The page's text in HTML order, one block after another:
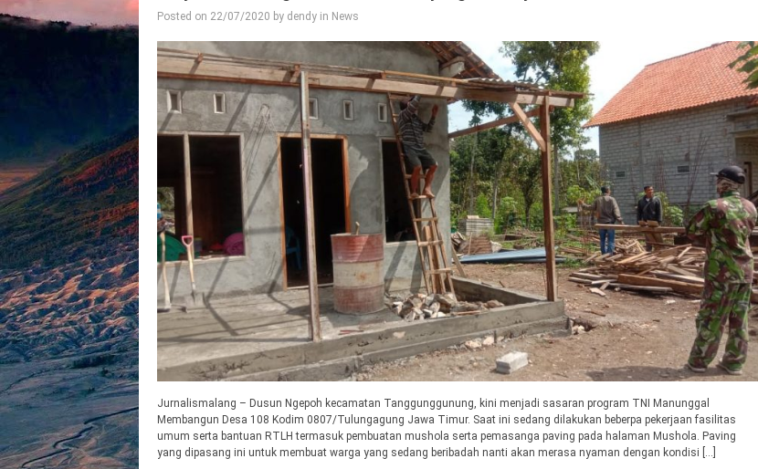
Posted on 22/07/2020 by dendy in News
Jurnalismalang – Dusun Ngepoh kecamatan Tanggunggunung, kini menjadi sasaran program TNI Manunggal
Membangun Desa 108 Kodim 0807/Tulungagung Jawa Timur. Saat ini sedang dilakukan beberpa pekerjaan fasilitas
umum serta bantuan RTLH termasuk pembuatan mushola serta pemasanga paving pada halaman Mushola. Paving
yang dipasang ini untuk membuat warga yang sedang beribadah nanti akan merasa nyaman dengan kondisi […]